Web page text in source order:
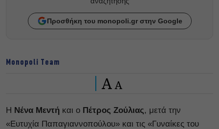
Προσθήκη του monopoli.gr στην Google
Monopoli Team
A A
Η Νένα Μεντή και ο Πέτρος Ζούλιας, μετά την
«Ευτυχία Παπαγιαννοπούλου» και τις «Γυναίκες του